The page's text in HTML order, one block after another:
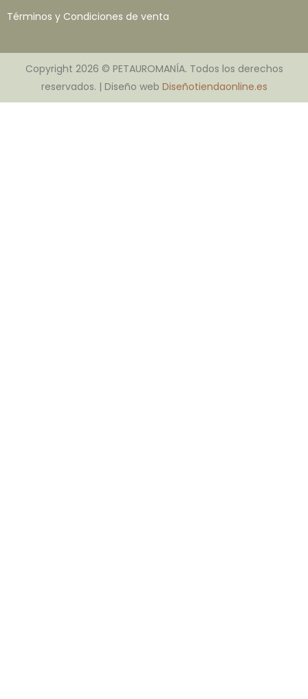
Términos y Condiciones de venta
Copyright 2026 © PETAUROMANÍA. Todos los derechos
reservados. | Diseño web Diseñotiendaonline.es